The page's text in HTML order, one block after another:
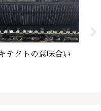
テクトの意味合い